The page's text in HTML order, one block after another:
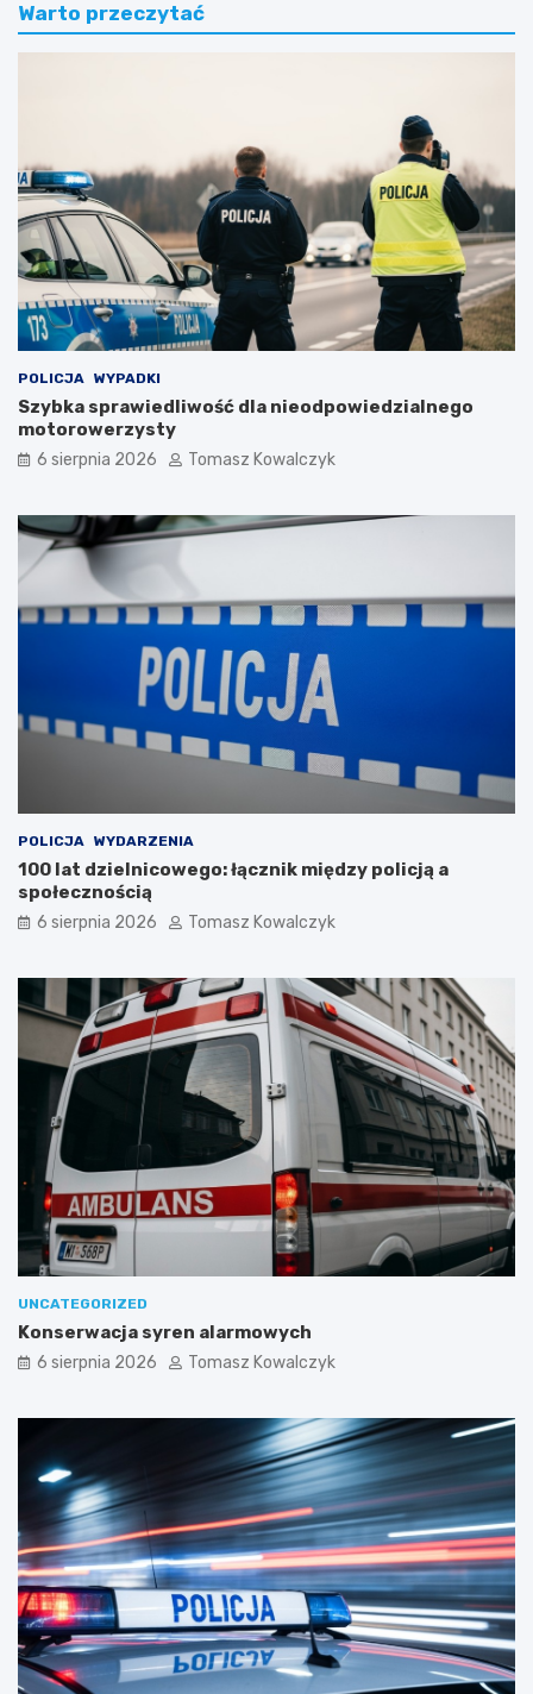
Warto przeczytać
POLICJA WYPADKI
Szybka sprawiedliwość dla nieodpowiedzialnego
motorowerzysty
6 sierpnia 2026 Tomasz Kowalczyk
POLICJA WYDARZENIA
100 lat dzielnicowego: łącznik między policją a
społecznością
6 sierpnia 2026 Tomasz Kowalczyk
UNCATEGORIZED
Konserwacja syren alarmowych
6 sierpnia 2026 Tomasz Kowalczyk